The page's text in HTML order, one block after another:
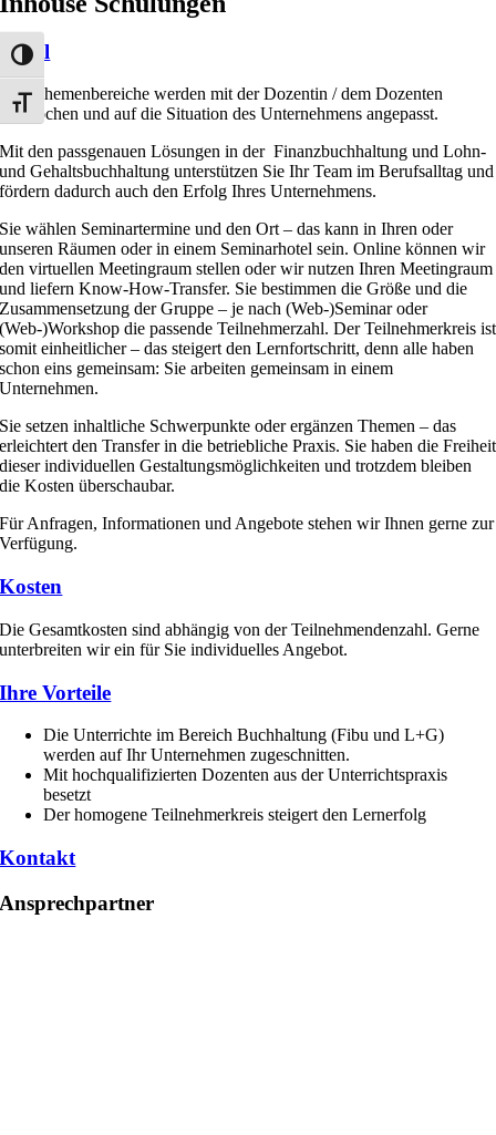
Umschalten auf hohe Kontraste
Schrift vergrößern
Profil
Alle Themenbereiche werden mit der Dozentin / dem Dozenten
besprochen und auf die Situation des Unternehmens angepasst.
Mit den passgenauen Lösungen in der Finanzbuchhaltung und Lohn-
und Gehaltsbuchhaltung unterstützen Sie Ihr Team im Berufsalltag und
fördern dadurch auch den Erfolg Ihres Unternehmens.
Sie wählen Seminartermine und den Ort – das kann in Ihren oder
unseren Räumen oder in einem Seminarhotel sein. Online können wir
den virtuellen Meetingraum stellen oder wir nutzen Ihren Meetingraum
und liefern Know-How-Transfer. Sie bestimmen die Größe und die
Zusammensetzung der Gruppe – je nach (Web-)Seminar oder
(Web-)Workshop die passende Teilnehmerzahl. Der Teilnehmerkreis ist
somit einheitlicher – das steigert den Lernfortschritt, denn alle haben
schon eins gemeinsam: Sie arbeiten gemeinsam in einem
Unternehmen.
Sie setzen inhaltliche Schwerpunkte oder ergänzen Themen – das
erleichtert den Transfer in die betriebliche Praxis. Sie haben die Freiheit
dieser individuellen Gestaltungsmöglichkeiten und trotzdem bleiben
die Kosten überschaubar.
Für Anfragen, Informationen und Angebote stehen wir Ihnen gerne zur
Verfügung.
Kosten
Die Gesamtkosten sind abhängig von der Teilnehmendenzahl. Gerne
unterbreiten wir ein für Sie individuelles Angebot.
Ihre Vorteile
Die Unterrichte im Bereich Buchhaltung (Fibu und L+G)
werden auf Ihr Unternehmen zugeschnitten.
Mit hochqualifizierten Dozenten aus der Unterrichtspraxis
besetzt
Der homogene Teilnehmerkreis steigert den Lernerfolg
Kontakt
Ansprechpartner